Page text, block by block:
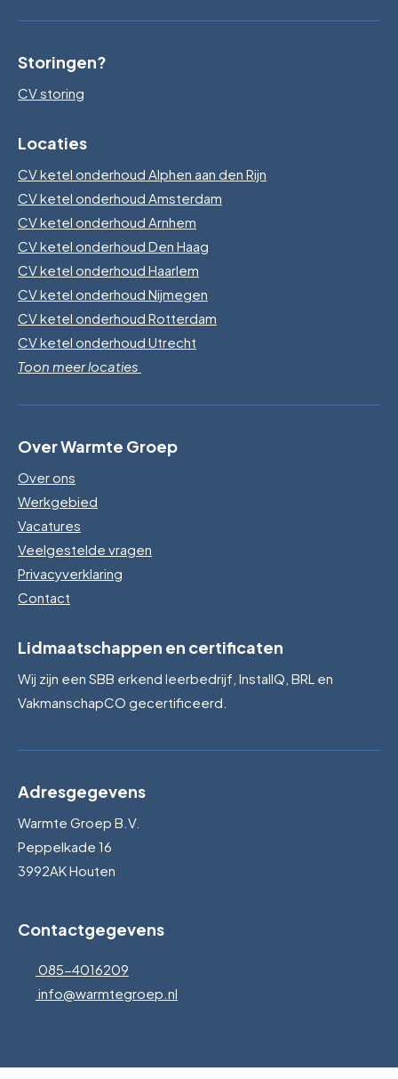
Storingen?
CV storing
Locaties
CV ketel onderhoud Alphen aan den Rijn
CV ketel onderhoud Amsterdam
CV ketel onderhoud Arnhem
CV ketel onderhoud Den Haag
CV ketel onderhoud Haarlem
CV ketel onderhoud Nijmegen
CV ketel onderhoud Rotterdam
CV ketel onderhoud Utrecht
Toon meer locaties
Over Warmte Groep
Over ons
Werkgebied
Vacatures
Veelgestelde vragen
Privacyverklaring
Contact
Lidmaatschappen en certificaten
Wij zijn een SBB erkend leerbedrijf, InstallQ, BRL en
VakmanschapCO gecertificeerd.
Adresgegevens
Warmte Groep B.V.
Peppelkade 16
3992AK Houten
Contactgegevens
085-4016209
info@warmtegroep.nl